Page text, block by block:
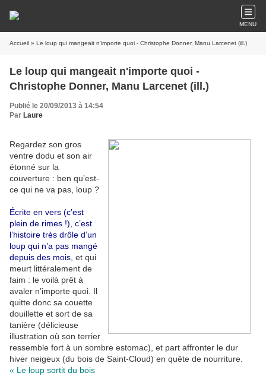
MENU
Accueil » Le loup qui mangeait n'importe quoi - Christophe Donner, Manu Larcenet (ill.)
Le loup qui mangeait n'importe quoi -
Christophe Donner, Manu Larcenet (ill.)
Publié le 20/09/2013 à 14:54
Par Laure
Regardez son gros
ventre dodu et son air
étonné sur la
couverture : ben qu’est-
ce qui ne va pas, loup ?
Écrite en vers (c’est
plein de rimes !), c’est
l’histoire très drôle d’un
loup qui n’a pas mangé
depuis des mois , et qui
meurt littéralement de
faim : le voilà prêt à
avaler n’importe quoi. Il
quitte donc sa couette
douillette et sort de sa
tanière (délicieuse
illustration où son terrier
ressemble fort à un sombre estomac), et part affronter le dur
hiver neigeux (du bois de Saint-Cloud) en quête de nourriture.
« Le loup sortit du bois